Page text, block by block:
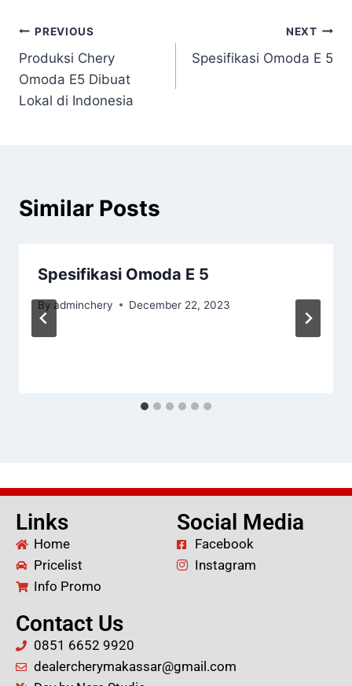
PREVIOUS
Produksi Chery
Omoda E5 Dibuat
Lokal di Indonesia
NEXT
Spesifikasi Omoda E 5
Similar Posts
Spesifikasi Omoda E 5
By adminchery December 22, 2023
Links
Home
Pricelist
Info Promo
Social Media
Facebook
Instagram
Contact Us
0851 6652 9920
dealercherymakassar@gmail.com